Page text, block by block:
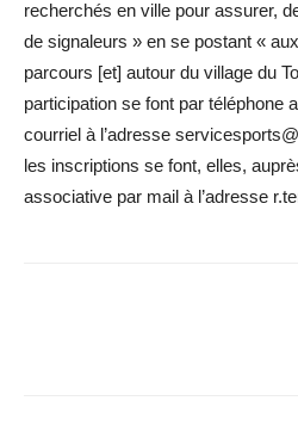
recherchés en ville pour assurer,
de signaleurs » en se postant «
parcours [et] autour du village du
participation se font par téléphone
courriel à l’adresse
les inscriptions se font, elles,
associative par mail à l’adresse